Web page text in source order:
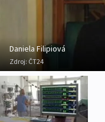
Daniela Filipiová
Zdroj: ČT24